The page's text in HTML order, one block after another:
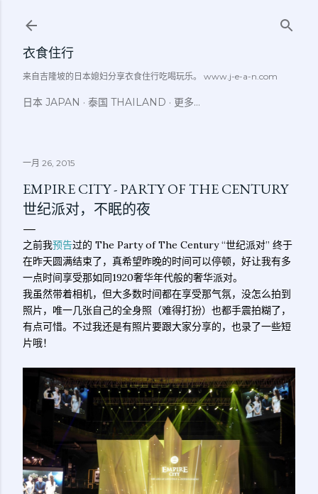
衣食住行
来自吉隆坡的日本媳妇分享衣食住行吃喝玩乐。 www.j-e-a-n.com
日本 JAPAN 泰国 THAILAND 更多…
一月 26, 2015
EMPIRE CITY - PARTY OF THE CENTURY
世纪派对，不眠的夜
之前我预告过的 The Party of The Century “世纪派对” 终于
在昨天圆满结束了，真希望昨晚的时间可以停顿，好让我有多
一点时间享受那如同1920奢华年代般的奢华派对。
我虽然带着相机，但大多数时间都在享受那气氛，没怎么拍到
照片，唯一几张自己的全身照（难得打扮）也都手震拍糊了，
有点可惜。不过我还是有照片要跟大家分享的，也录了一些短
片哦！